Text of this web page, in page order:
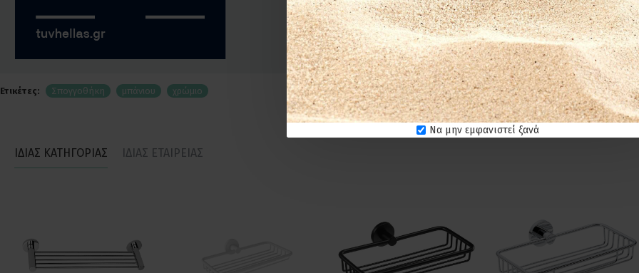
Να μην εμφανιστεί ξανά
Ετικέτες: Σπογγοθήκη μπάνιου χρώμιο
ΙΔΙΑΣ ΚΑΤΗΓΟΡΙΑΣ ΙΔΙΑΣ ΕΤΑΙΡΕΙΑΣ